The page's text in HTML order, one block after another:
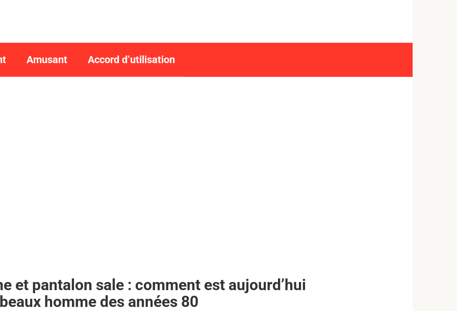
Amusant Accord d’utilisation
et pantalon sale : comment est aujourd’hui
homme des années 80